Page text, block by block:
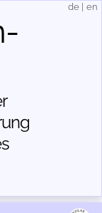
de en